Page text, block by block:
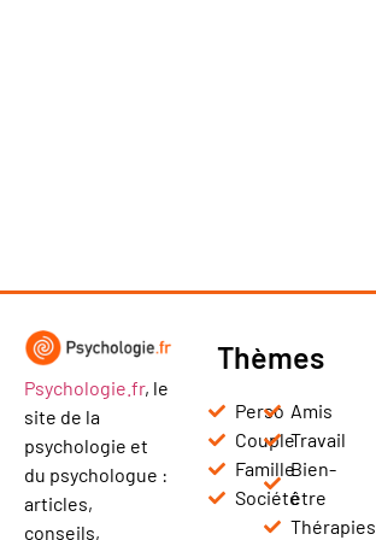
Psychologie.fr, le
site de la
psychologie et
du psychologue :
articles,
conseils,
Thèmes
Perso
Couple
Famille
Société
Amis
Travail
Bien-
être
Thérapies